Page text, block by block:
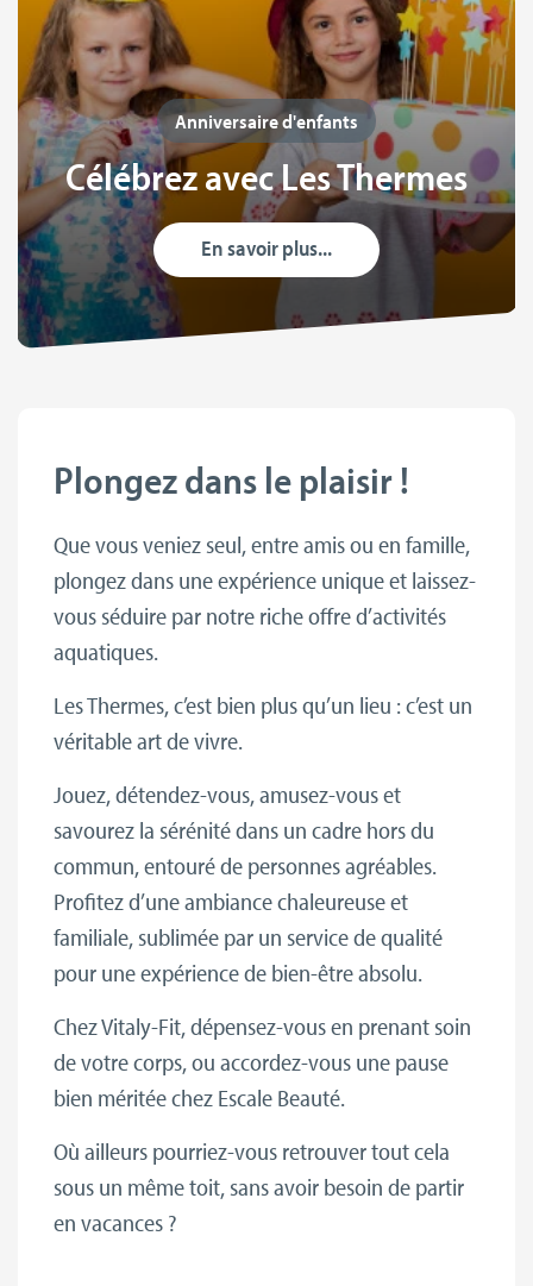
Anniversaire d'enfants
Célébrez avec Les Thermes
En savoir plus...
Plongez dans le plaisir !
Que vous veniez seul, entre amis ou en famille,
plongez dans une expérience unique et laissez-
vous séduire par notre riche offre d’activités
aquatiques.
Les Thermes, c’est bien plus qu’un lieu : c’est un
véritable art de vivre.
Jouez, détendez-vous, amusez-vous et
savourez la sérénité dans un cadre hors du
commun, entouré de personnes agréables.
Profitez d’une ambiance chaleureuse et
familiale, sublimée par un service de qualité
pour une expérience de bien-être absolu.
Chez Vitaly-Fit, dépensez-vous en prenant soin
de votre corps, ou accordez-vous une pause
bien méritée chez Escale Beauté.
Où ailleurs pourriez-vous retrouver tout cela
sous un même toit, sans avoir besoin de partir
en vacances ?